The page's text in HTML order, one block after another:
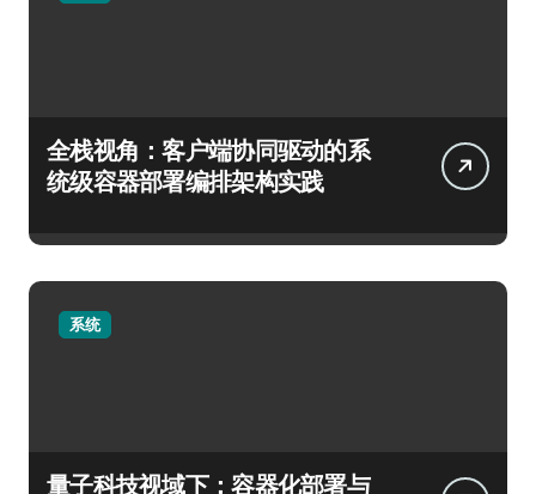
全栈视角：客户端协同驱动的系
统级容器部署编排架构实践
系统
量子科技视域下：容器化部署与